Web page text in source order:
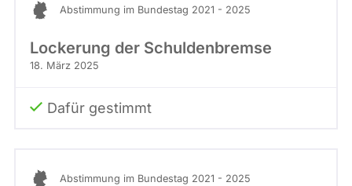
Abstimmung im Bundestag 2021 - 2025
Lockerung der Schuldenbremse
18. März 2025
Dafür gestimmt
Abstimmung im Bundestag 2021 - 2025